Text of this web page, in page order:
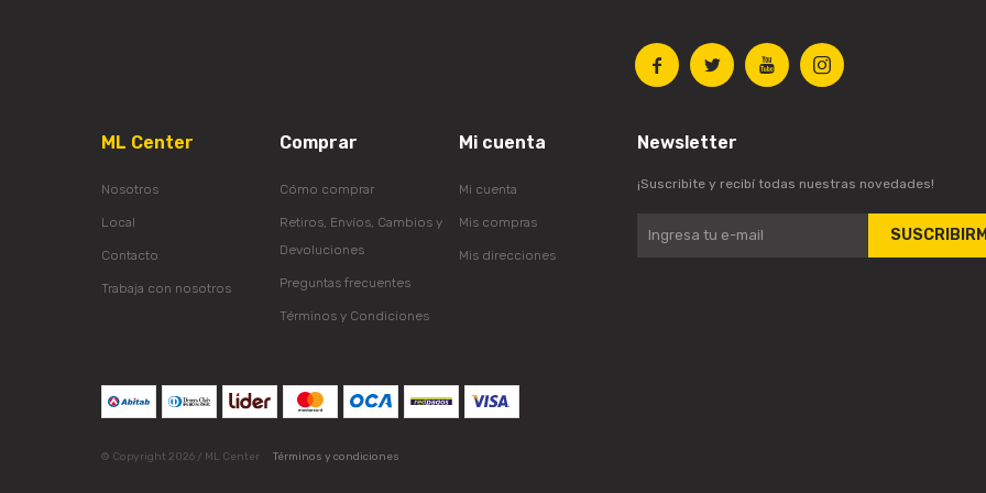
   
ML Center
Nosotros
Local
Contacto
Trabaja con nosotros
Comprar
Cómo comprar
Retiros, Envíos, Cambios y
Devoluciones
Preguntas frecuentes
Términos y Condiciones
Mi cuenta
Mi cuenta
Mis compras
Mis direcciones
Newsletter
¡Suscribite y recibí todas nuestras novedades!
© Copyright 2026 / ML Center Términos y condiciones